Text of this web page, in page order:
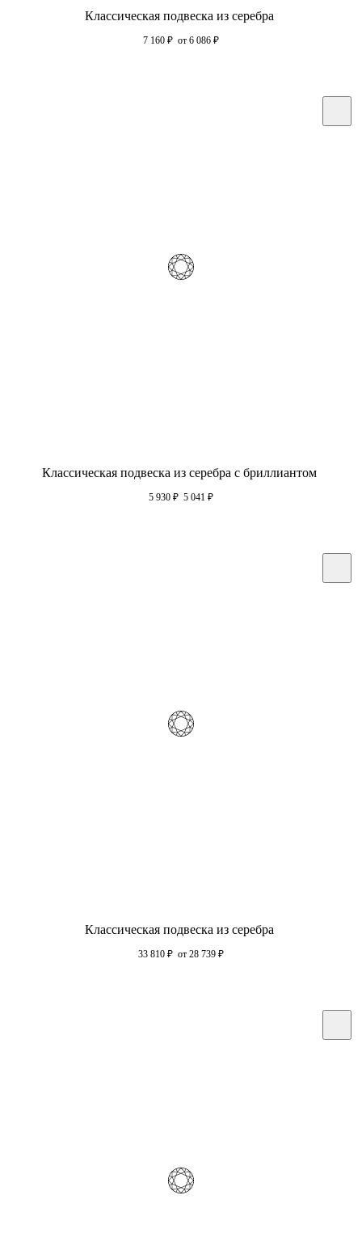
Классическая подвеска из серебра
7 160 ₽ от 6 086 ₽
Классическая подвеска из серебра с бриллиантом
5 930 ₽ 5 041 ₽
Классическая подвеска из серебра
33 810 ₽ от 28 739 ₽